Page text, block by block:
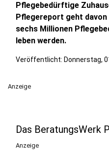
Pflegebedürftige
Pflegereport geht davon
sechs Millionen
leben werden.
Veröffentlicht: Donnerstag,
Anzeige
Das BeratungsWerk
Anzeige